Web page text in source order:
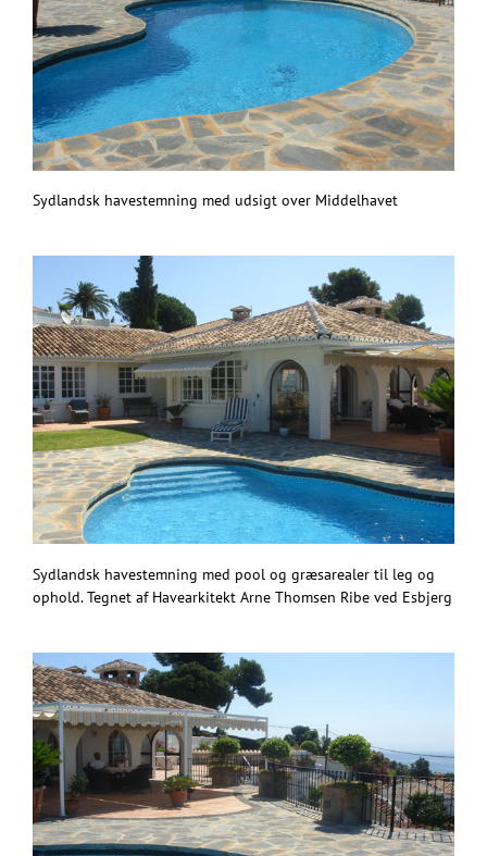
Sydlandsk havestemning med udsigt over Middelhavet
Sydlandsk havestemning med pool og græsarealer til leg og
ophold. Tegnet af Havearkitekt Arne Thomsen Ribe ved Esbjerg